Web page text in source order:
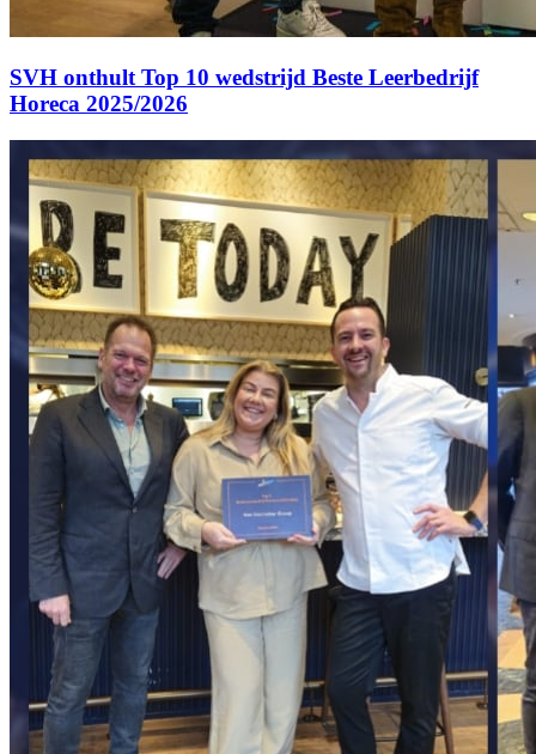
SVH onthult Top 10 wedstrijd Beste Leerbedrijf
Horeca 2025/2026